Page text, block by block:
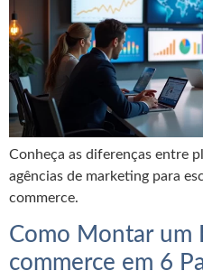
Conheça as diferenças entre
agências de marketing para
commerce.
Como Montar um
commerce em 6